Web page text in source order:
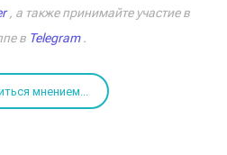
, а также принимайте участие в
в Telegram.
мнением...